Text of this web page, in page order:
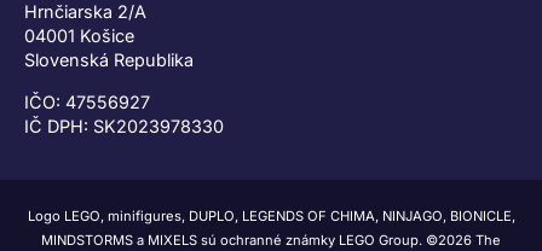
Hrnčiarska 2/A
04001 Košice
Slovenská Republika
IČO: 47556927
IČ DPH: SK2023978330
Logo LEGO, minifigures, DUPLO, LEGENDS OF CHIMA, NINJAGO, BIONICLE,
MINDSTORMS a MIXELS sú ochranné známky LEGO Group. ©2026 The